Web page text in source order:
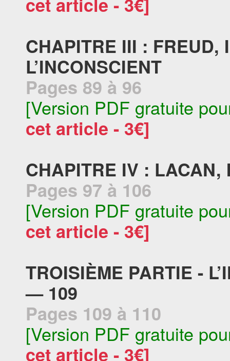
CHAPITRE III : FREUD,
L’INCONSCIENT
Pages 89 à 96
[Version PDF gratuite
cet article - 3€]
CHAPITRE IV : LACAN,
Pages 97 à 106
[Version PDF gratuite
cet article - 3€]
TROISIÈME PARTIE -
— 109
Pages 109 à 110
[Version PDF gratuite
cet article - 3€]